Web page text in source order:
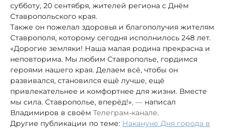
субботу, 20 сентября, жителей региона с Днём
Ставропольского края.
Также он пожелал здоровья и благополучия жителям
Ставрополя, которому сегодня исполнилось 248 лет.
«Дорогие земляки! Наша малая родина прекрасна и
неповторима. Мы любим Ставрополье, гордимся
героями нашего края. Делаем всё, чтобы он
развивался, становился ещё лучше, ещё
привлекательнее и комфортнее для жизни. Вместе
мы сила. Ставрополье, вперёд!», — написал
Владимиров в своём Телеграм-канале.
Другие публикации по теме: Накануне Дня города в